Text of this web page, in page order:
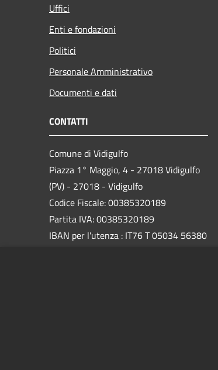
Uffici
Enti e fondazioni
Politici
Personale Amministrativo
Documenti e dati
CONTATTI
Comune di Vidigulfo
Piazza 1° Maggio, 4 - 27018 Vidigulfo
(PV) - 27018 - Vidigulfo
Codice Fiscale: 00385320189
Partita IVA: 00385320189
IBAN per l'utenza : IT76 T 05034 56380